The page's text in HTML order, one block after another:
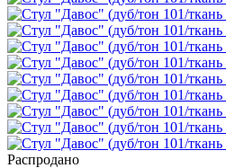
Распродано